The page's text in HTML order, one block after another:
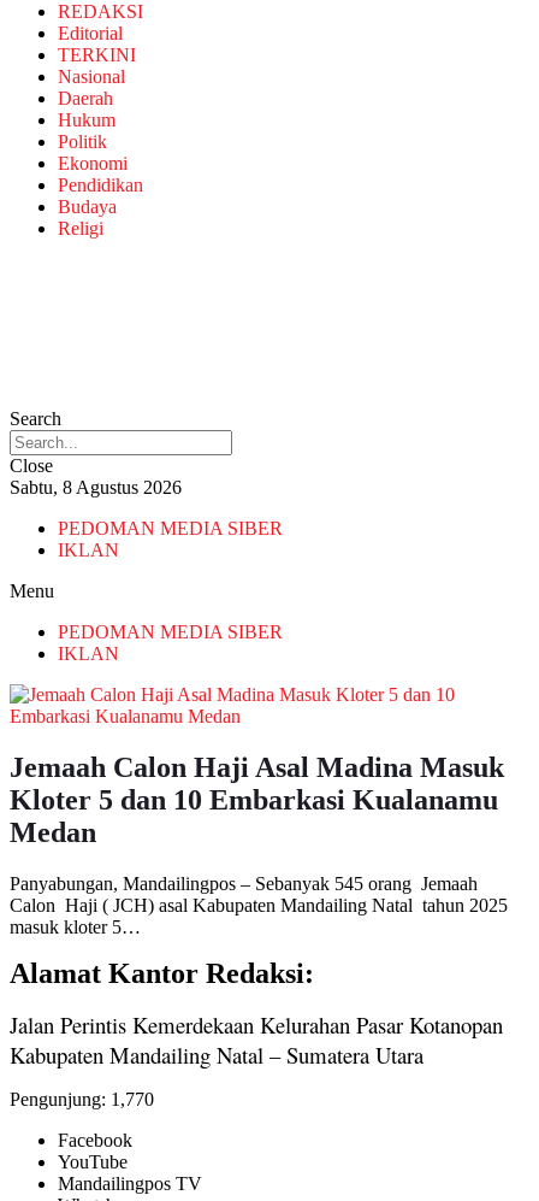
REDAKSI
Editorial
TERKINI
Nasional
Daerah
Hukum
Politik
Ekonomi
Pendidikan
Budaya
Religi
Search
Close
Sabtu, 8 Agustus 2026
PEDOMAN MEDIA SIBER
IKLAN
Menu
PEDOMAN MEDIA SIBER
IKLAN
Jemaah Calon Haji Asal Madina Masuk
Kloter 5 dan 10 Embarkasi Kualanamu
Medan
Panyabungan, Mandailingpos – Sebanyak 545 orang Jemaah
Calon Haji ( JCH) asal Kabupaten Mandailing Natal tahun 2025
masuk kloter 5…
Alamat Kantor Redaksi:
Jalan Perintis Kemerdekaan Kelurahan Pasar Kotanopan
Kabupaten Mandailing Natal – Sumatera Utara
Pengunjung: 1,770
Facebook
YouTube
Mandailingpos TV